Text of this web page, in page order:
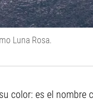
Luna Rosa.
color: es el nombre